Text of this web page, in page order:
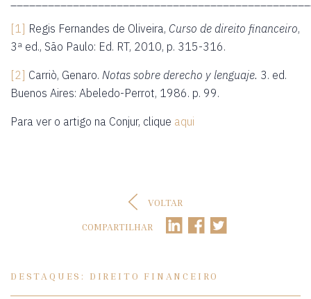
[1] Regis Fernandes de Oliveira, Curso de direito financeiro,
3ª ed., São Paulo: Ed. RT, 2010, p. 315-316.
[2] Carriò, Genaro. Notas sobre derecho y lenguaje. 3. ed.
Buenos Aires: Abeledo-Perrot, 1986. p. 99.
Para ver o artigo na Conjur, clique aqui
VOLTAR
COMPARTILHAR
DESTAQUES: DIREITO FINANCEIRO